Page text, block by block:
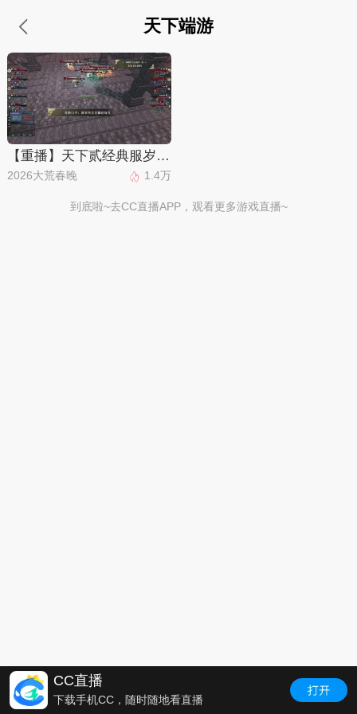
天下端游
【重播】天下贰经典服岁中《倾城之战》
2026大荒春晚 1.4万
到底啦~去CC直播APP，观看更多游戏直播~
CC直播
下载手机CC，随时随地看直播